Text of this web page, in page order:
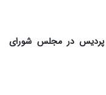
و پردیس در مجلس شورای